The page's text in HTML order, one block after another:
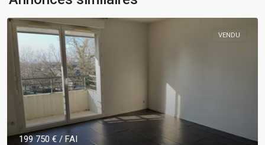
VENDU
199 750 € / FAI